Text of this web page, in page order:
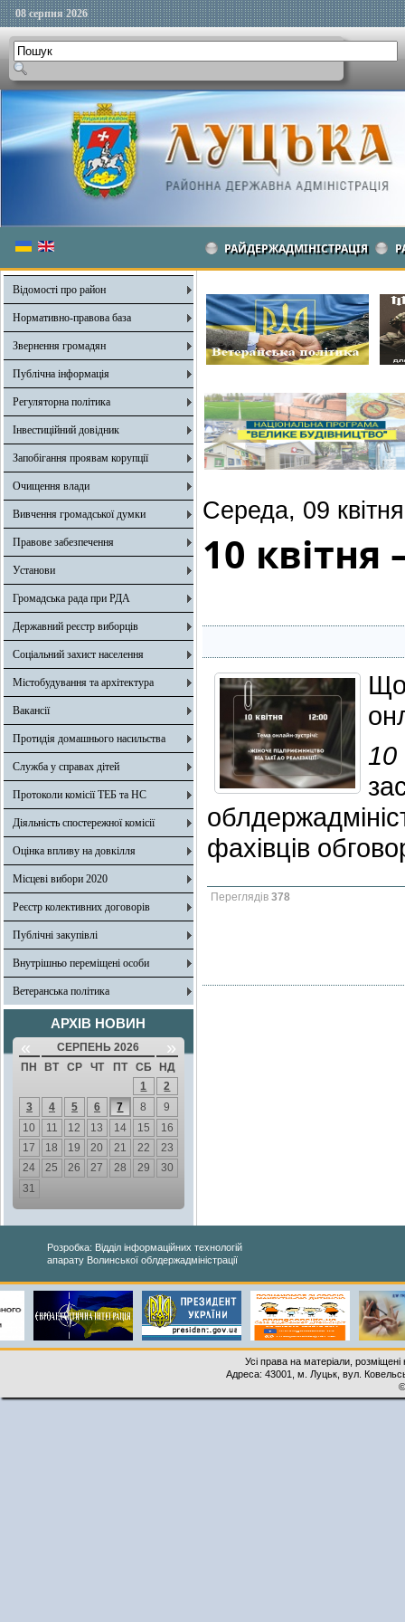
08 серпня 2026
РАЙДЕРЖАДМІНІСТРАЦІЯ
Відомості про район
Нормативно-правова база
Звернення громадян
Публічна інформація
Регуляторна політика
Інвестиційний довідник
Запобігання проявам корупції
Очищення влади
Вивчення громадської думки
Правове забезпечення
Установи
Громадська рада при РДА
Державний реєстр виборців
Соціальний захист населення
Містобудування та архітектура
Вакансії
Протидія домашнього насильства
Служба у справах дітей
Протоколи комісії ТЕБ та НС
Діяльність спостережної комісії
Оцінка впливу на довкілля
Місцеві вибори 2020
Реєстр колективних договорів
Публічні закупівлі
Внутрішньо переміщені особи
Ветеранська політика
АРХІВ НОВИН
« СЕРПЕНЬ 2026 »
ПН ВТ СР ЧТ ПТ СБ
НД
1
2
3
4 5 6 7 8
9
10
11 12 13 14 15
16
17
18 19 20 21 22
23
24
25 26 27 28 29
30
31
Середа, 09
10 квітня
фахівців
Переглядів 378
Розробка: Відділ інформаційних технологій
апарату Волинської облдержадміністрації
Усі права на матеріали,
Адреса: 43001, м. Луцьк, вул.